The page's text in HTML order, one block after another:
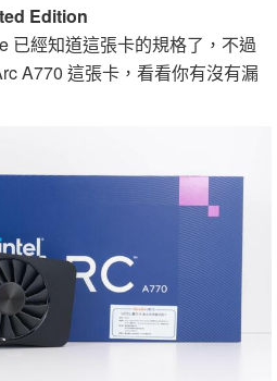
Edition
已經知道這張卡的規格了，不過
A770 這張卡，看看你有沒有漏